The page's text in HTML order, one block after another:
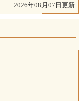
2026年08月07日更新